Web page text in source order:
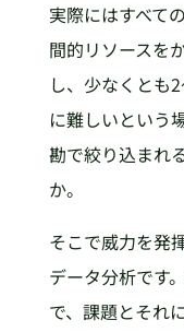
実際にはすべて
間的リソースを
し、少なくとも
に難しいという
勘で絞り込まれ
か。
そこで威力を発
データ分析です
で、課題とそれ